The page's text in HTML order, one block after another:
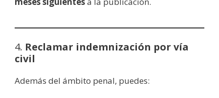
4. Reclamar indemnización por vía
civil
Además del ámbito penal, puedes: